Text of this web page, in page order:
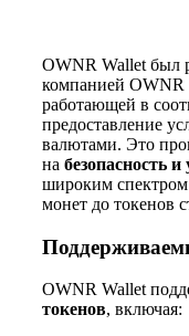
OWNR Wallet был
компанией
работающей в
предоставление
валютами. Это
на безопасность и
широким
монет до токенов
OWNR Wallet
токенов, включая: